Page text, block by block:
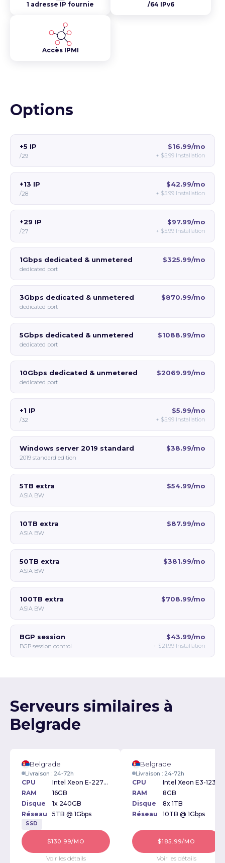
1 adresse IP fournie /64 IPv6
Accès IPMI
Options
+5 IP
/29
$16.99/mo
+ $5.99 Installation
+13 IP
/28
$42.99/mo
+ $5.99 Installation
+29 IP
/27
$97.99/mo
+ $5.99 Installation
1Gbps dedicated & unmetered
dedicated port
$325.99/mo
3Gbps dedicated & unmetered
dedicated port
$870.99/mo
5Gbps dedicated & unmetered
dedicated port
$1088.99/mo
10Gbps dedicated & unmetered
dedicated port
$2069.99/mo
+1 IP
/32
$5.99/mo
+ $5.99 Installation
Windows server 2019 standard
2019 standard edition
$38.99/mo
5TB extra
ASIA BW
$54.99/mo
10TB extra
ASIA BW
$87.99/mo
50TB extra
ASIA BW
$381.99/mo
100TB extra
ASIA BW
$708.99/mo
BGP session
BGP session control
$43.99/mo
+ $21.99 Installation
Serveurs similaires à
Belgrade
Belgrade
Livraison : 24-72h
CPU
Intel Xeon E-2276G 3.80GHz
RAM
16GB
Disque
1x 240GB
Réseau
5TB @ 1Gbps
SSD
$130.99/MO
Voir les détails
Belgrade
Livraison : 24-72h
CPU
RAM
8GB
Disque
8x 1TB
Réseau
10TB @ 1Gbps
$185.99/MO
Voir les détails